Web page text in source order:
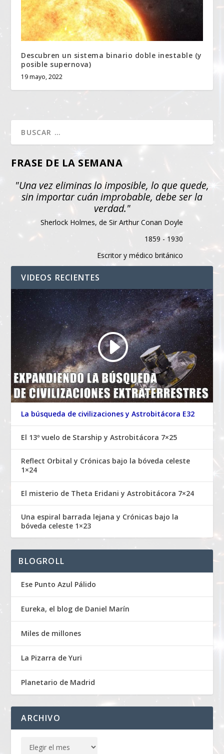
Descubren un sistema binario doble inestable (y
posible supernova)
19 mayo, 2022
FRASE DE LA SEMANA
"Una vez eliminas lo imposible, lo que quede,
sin importar cuán improbable, debe ser la
verdad."
Sherlock Holmes, de Sir Arthur Conan Doyle
1859 - 1930
Escritor y médico británico
VIDEOS RECIENTES
La búsqueda de civilizaciones y Astrobitácora E32
El 13º vuelo de Starship y Astrobitácora 7×25
Reflect Orbital y Crónicas bajo la bóveda celeste
1×24
El misterio de Theta Eridani y Astrobitácora 7×24
Una espiral barrada lejana y Crónicas bajo la
bóveda celeste 1×23
BLOGROLL
Ese Punto Azul Pálido
Eureka, el blog de Daniel Marín
Miles de millones
La Pizarra de Yuri
Planetario de Madrid
ARCHIVO